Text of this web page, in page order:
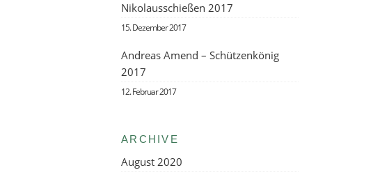
Nikolausschießen 2017
15. Dezember 2017
Andreas Amend – Schützenkönig
2017
12. Februar 2017
ARCHIVE
August 2020